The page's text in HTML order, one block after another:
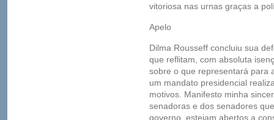
vitoriosa nas urnas graças a
Apelo
Dilma Rousseff concluiu sua
que reflitam, com absoluta
sobre o que representará para
um mandato presidencial
motivos. Manifesto minha
senadoras e dos senadores
governo, estejam abertos a